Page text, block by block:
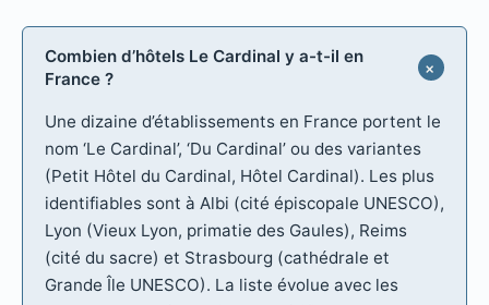
Combien d’hôtels Le Cardinal y a-t-il en
France ?
Une dizaine d’établissements en France portent le
nom ‘Le Cardinal’, ‘Du Cardinal’ ou des variantes
(Petit Hôtel du Cardinal, Hôtel Cardinal). Les plus
identifiables sont à Albi (cité épiscopale UNESCO),
Lyon (Vieux Lyon, primatie des Gaules), Reims
(cité du sacre) et Strasbourg (cathédrale et
Grande Île UNESCO). La liste évolue avec les